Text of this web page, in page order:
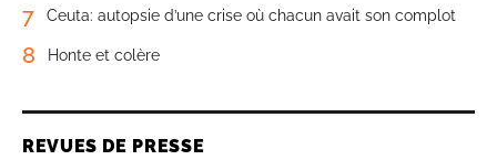
7 Ceuta: autopsie d’une crise où chacun avait son complot
8 Honte et colère
REVUES DE PRESSE